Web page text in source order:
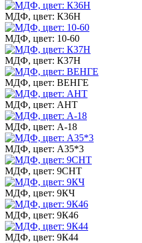
МДФ, цвет: К36Н
МДФ, цвет: 10-60
МДФ, цвет: К37Н
МДФ, цвет: ВЕНГЕ
МДФ, цвет: АНТ
МДФ, цвет: А-18
МДФ, цвет: А35*3
МДФ, цвет: 9СНТ
МДФ, цвет: 9КЧ
МДФ, цвет: 9К46
МДФ, цвет: 9К44